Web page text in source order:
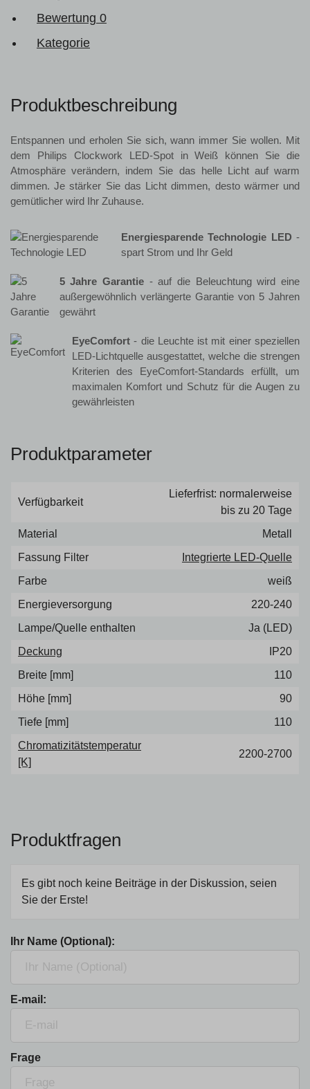
Bewertung 0
Kategorie
Produktbeschreibung
Entspannen und erholen Sie sich, wann immer Sie wollen. Mit
dem Philips Clockwork LED-Spot in Weiß können Sie die
Atmosphäre verändern, indem Sie das helle Licht auf warm
dimmen. Je stärker Sie das Licht dimmen, desto wärmer und
gemütlicher wird Ihr Zuhause.
Energiesparende Technologie LED -
spart Strom und Ihr Geld
5 Jahre Garantie - auf die Beleuchtung wird eine
außergewöhnlich verlängerte Garantie von 5 Jahren
gewährt
EyeComfort - die Leuchte ist mit einer speziellen
LED-Lichtquelle ausgestattet, welche die strengen
Kriterien des EyeComfort-Standards erfüllt, um
maximalen Komfort und Schutz für die Augen zu
gewährleisten
Produktparameter
Verfügbarkeit
Lieferfrist: normalerweise
bis zu 20 Tage
Material
Metall
Fassung Filter
Integrierte LED-Quelle
Farbe
weiß
Energieversorgung
220-240
Lampe/Quelle enthalten
Ja (LED)
Deckung
IP20
Breite [mm]
110
Höhe [mm]
90
Tiefe [mm]
110
Chromatizitätstemperatur
[K]
2200-2700
Produktfragen
Es gibt noch keine Beiträge in der Diskussion, seien
Sie der Erste!
Ihr Name (Optional):
E-mail:
Frage